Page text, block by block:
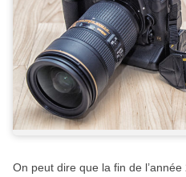
On peut dire que la fin de